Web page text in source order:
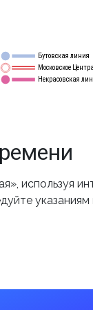
Бутовская линия
Московское
Некрасовская
используя